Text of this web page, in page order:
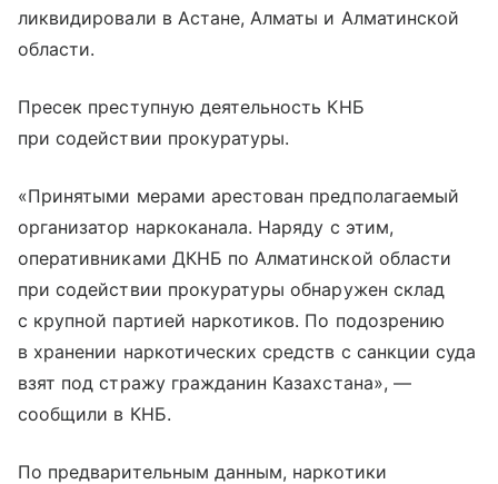
ликвидировали в Астане, Алматы и Алматинской
области.
Пресек преступную деятельность КНБ
при содействии прокуратуры.
«Принятыми мерами арестован предполагаемый
организатор наркоканала. Наряду с этим,
оперативниками ДКНБ по Алматинской области
при содействии прокуратуры обнаружен склад
с крупной партией наркотиков. По подозрению
в хранении наркотических средств с санкции суда
взят под стражу гражданин Казахстана», —
сообщили в КНБ.
По предварительным данным, наркотики